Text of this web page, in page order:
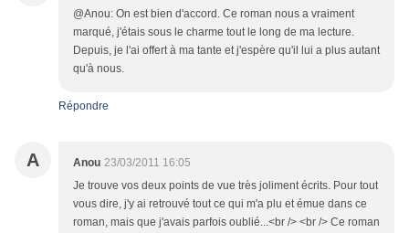
@Anou: On est bien d'accord. Ce roman nous a vraiment
marqué, j'étais sous le charme tout le long de ma lecture.
Depuis, je l'ai offert à ma tante et j'espère qu'il lui a plus autant
qu'à nous.
Répondre
A Anou 23/03/2011 16:05
Je trouve vos deux points de vue très joliment écrits. Pour tout
vous dire, j'y ai retrouvé tout ce qui m'a plu et émue dans ce
roman, mais que j'avais parfois oublié...<br /> <br /> Ce roman